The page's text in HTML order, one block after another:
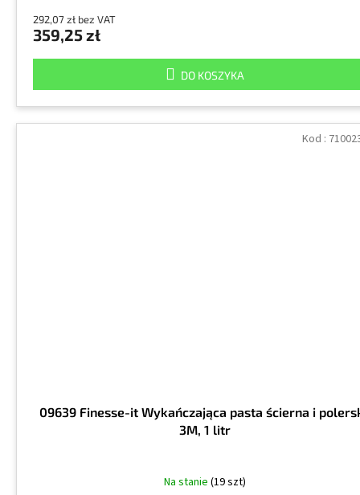
292,07 zł bez VAT
359,25 zł
DO KOSZYKA
09639 Finesse-it Wykańczająca pasta ścierna i
3M, 1 litr
Na stanie (19 szt)
Kod :